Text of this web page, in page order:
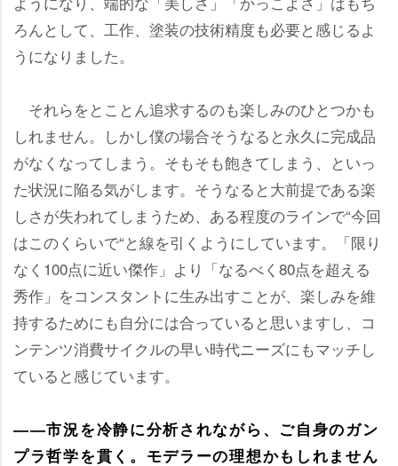
ろんとして、工作、塗装の技術精度も必要と感じるよ
うになりました。
それらをとことん追求するのも楽しみのひとつかも
しれません。しかし僕の場合そうなると永久に完成品
がなくなってしまう。そもそも飽きてしまう、といっ
た状況に陥る気がします。そうなると大前提である楽
しさが失われてしまうため、ある程度のラインで“今回
はこのくらいで“と線を引くようにしています。「限り
なく100点に近い傑作」より「なるべく80点を超える
秀作」をコンスタントに生み出すことが、楽しみを維
持するためにも自分には合っていると思いますし、コ
ンテンツ消費サイクルの早い時代ニーズにもマッチし
ていると感じています。
――市況を冷静に分析されながら、ご自身のガン
プラ哲学を貫く。モデラーの理想かもしれません